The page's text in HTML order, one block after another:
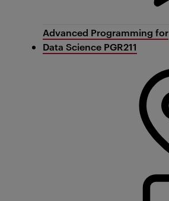
Advanced Programming for
Data Science PGR211